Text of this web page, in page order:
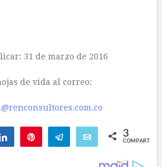
31 de marzo de 2016
de vida al correo:
Compartir Telegram Email 3
COMPARTIR